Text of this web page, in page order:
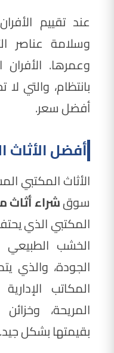
عند تقييم
وسلامة عناصر
وعمرها. الأفران
بانتظام، والتي
أفضل سعر.
أفضل الأثاث
الأثاث
سوقشراء
المكتبي الذي
الخشب الطبيعي
الجودة، والذي
المكاتب
المريحة،
بقيمتها بشكل جيد.